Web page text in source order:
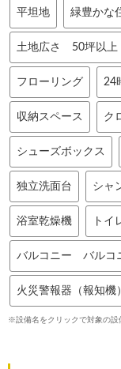
平坦地 緑豊かな
土地広さ 50坪以上
フローリング 24
収納スペース ク
シューズボックス
独立洗面台 シャ
浴室乾燥機 トイ
バルコニー バルコ
火災警報器（報知機）
※設備名をクリックで対象の設